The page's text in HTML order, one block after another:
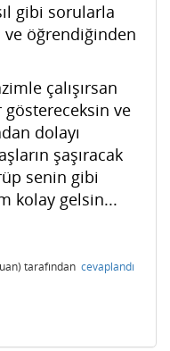
gibi sorularla
öğrendiğinden
çalışırsan
ve
dolayı
şaşıracak
senin gibi
kolay gelsin...
tarafından cevaplandı